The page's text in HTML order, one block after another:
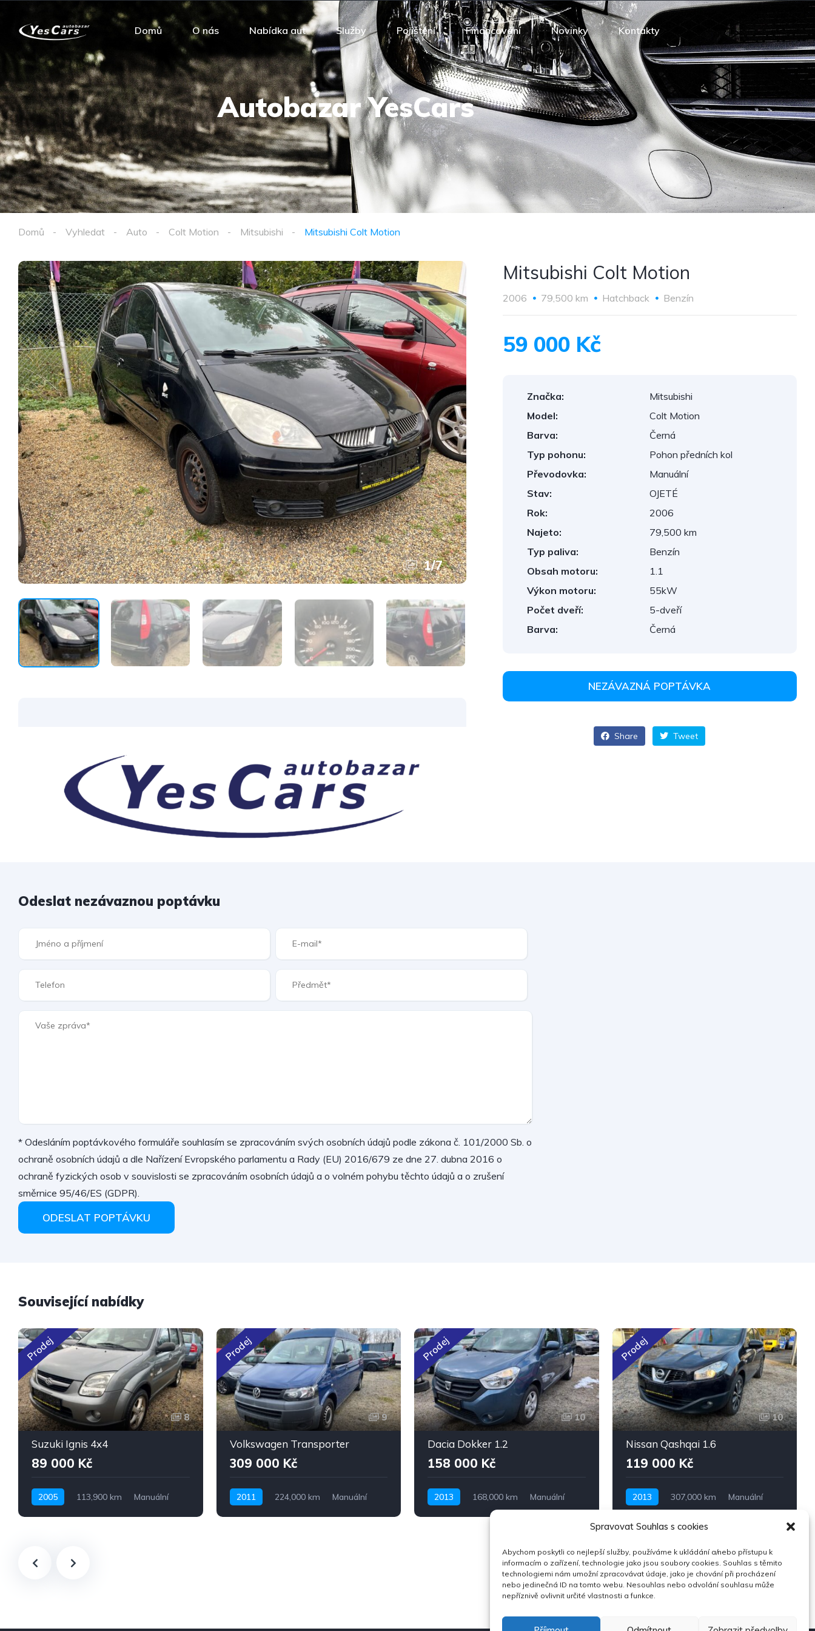
Spravovat Souhlas s cookies
Abychom poskytli co nejlepší služby, používáme k ukládání a/nebo přístupu k
informacím o zařízení, technologie jako jsou soubory cookies. Souhlas s těmito
technologiemi nám umožní zpracovávat údaje, jako je chování při procházení
nebo jedinečná ID na tomto webu. Nesouhlas nebo odvolání souhlasu může
nepříznivě ovlivnit určité vlastnosti a funkce.
Domů O nás Nabídka aut Služby Pojištění Financování Novinky Kontakty
Autobazar YesCars
Domů Vyhledat Auto Colt Motion Mitsubishi Mitsubishi Colt Motion
1/7
Mitsubishi Colt Motion
2006 79,500 km Hatchback Benzín
59 000 Kč
Značka:
Mitsubishi
Model:
Colt Motion
Barva:
Černá
Typ pohonu:
Pohon předních kol
Převodovka:
Manuální
Stav:
OJETÉ
Rok:
2006
Najeto:
79,500 km
Typ paliva:
Benzín
Obsah motoru:
1.1
Výkon motoru:
55kW
Počet dveří:
5-dveří
Barva:
Černá
NEZÁVAZNÁ POPTÁVKA
Share Tweet
Odeslat nezávaznou poptávku
* Odesláním poptávkového formuláře souhlasím se zpracováním svých osobních údajů podle zákona č. 101/2000 Sb. o
ochraně osobních údajů a dle Nařízení Evropského parlamentu a Rady (EU) 2016/679 ze dne 27. dubna 2016 o
ochraně fyzických osob v souvislosti se zpracováním osobních údajů a o volném pohybu těchto údajů a o zrušení
směrnice 95/46/ES (GDPR).
ODESLAT POPTÁVKU
Související nabídky
Prodej
8
Suzuki Ignis 4x4
89 000 Kč
2005 113,900 km
Manuální
Prodej
9
Volkswagen Transporter
309 000 Kč
2011 224,000 km
Manuální
Prodej
10
Dacia Dokker 1.2
158 000 Kč
2013 168,000 km
Manuální
Pohon předních kol
Prodej
10
Nissan Qashqai 1.6
119 000 Kč
2013 307,000 km
Manuální
Nové vyhledávání